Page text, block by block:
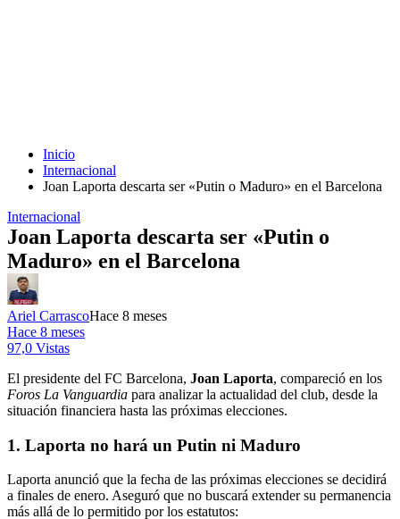
Inicio
Internacional
Joan Laporta descarta ser «Putin o Maduro» en el Barcelona
Internacional
Joan Laporta descarta ser «Putin o
Maduro» en el Barcelona
Ariel CarrascoHace 8 meses
Hace 8 meses
97,0 Vistas
El presidente del FC Barcelona, Joan Laporta, compareció en los
Foros La Vanguardia para analizar la actualidad del club, desde la
situación financiera hasta las próximas elecciones.
1. Laporta no hará un Putin ni Maduro
Laporta anunció que la fecha de las próximas elecciones se decidirá
a finales de enero. Aseguró que no buscará extender su permanencia
más allá de lo permitido por los estatutos: